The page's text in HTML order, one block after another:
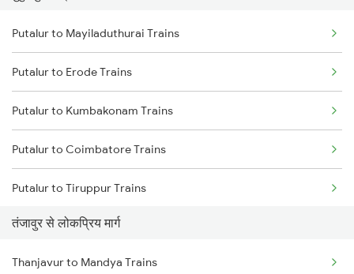
Thanjavur to Chengalpattu Trains
Thanjavur to Erode Trains
Thanjavur to Sirkazhi Trains
Putalur to Mayiladuthurai Trains
Putalur to Erode Trains
Putalur to Kumbakonam Trains
Putalur to Coimbatore Trains
Putalur to Tiruppur Trains
Putalur to Thiruvarur Trains
Putalur to Tiruchendur Trains
तंजावुर से लोकप्रिय मार्ग
Thanjavur to Mandya Trains